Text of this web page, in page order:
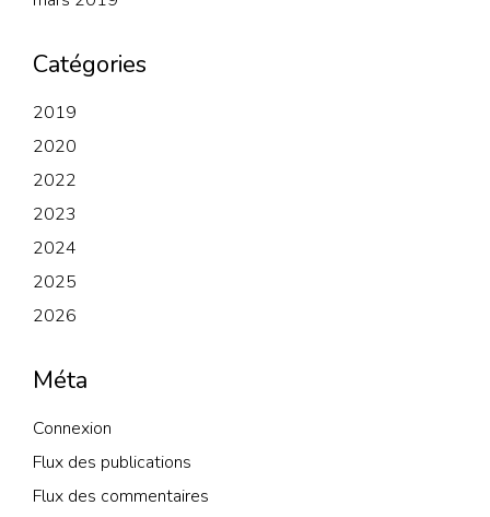
Catégories
2019
2020
2022
2023
2024
2025
2026
Méta
Connexion
Flux des publications
Flux des commentaires